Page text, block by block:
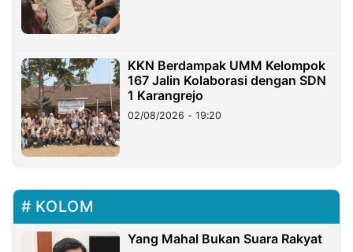
KKN Berdampak UMM Kelompok
167 Jalin Kolaborasi dengan SDN
1 Karangrejo
02/08/2026 - 19:20
KOLOM
Yang Mahal Bukan Suara Rakyat